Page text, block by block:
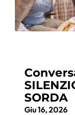
SORDA
Giu 16, 2026